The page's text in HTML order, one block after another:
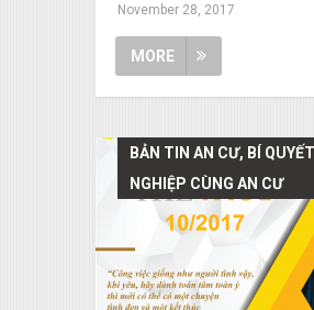
November 28, 2017
MORE
BẢN TIN AN CƯ, BÍ
NGHIỆP CÙNG AN CƯ